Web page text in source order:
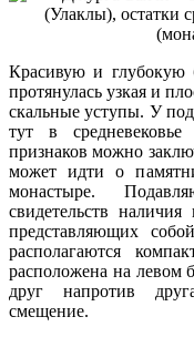
Красивую и глубокую
протянулась узкая и
скальные уступы. У
тут в
признаков можно
может идти о
монастыре.
свидетельств
представляющих
располагаются
расположена на левом
друг напротив
смещение.